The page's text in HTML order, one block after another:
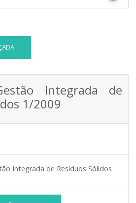
Integrada de
1/2009
Integrada de Resíduos Sólidos